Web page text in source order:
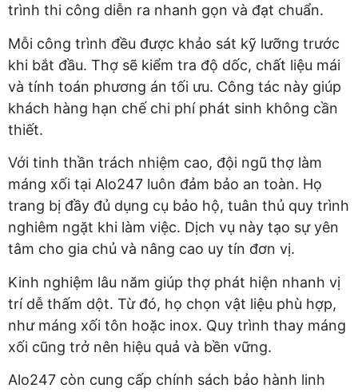
trình thi công diễn ra nhanh gọn và đạt chuẩn.
Mỗi công trình đều được khảo sát kỹ lưỡng trước
khi bắt đầu. Thợ sẽ kiểm tra độ dốc, chất liệu mái
và tính toán phương án tối ưu. Công tác này giúp
khách hàng hạn chế chi phí phát sinh không cần
thiết.
Với tinh thần trách nhiệm cao, đội ngũ thợ làm
máng xối tại Alo247 luôn đảm bảo an toàn. Họ
trang bị đầy đủ dụng cụ bảo hộ, tuân thủ quy trình
nghiêm ngặt khi làm việc. Dịch vụ này tạo sự yên
tâm cho gia chủ và nâng cao uy tín đơn vị.
Kinh nghiệm lâu năm giúp thợ phát hiện nhanh vị
trí dễ thấm dột. Từ đó, họ chọn vật liệu phù hợp,
như máng xối tôn hoặc inox. Quy trình thay máng
xối cũng trở nên hiệu quả và bền vững.
Alo247 còn cung cấp chính sách bảo hành linh